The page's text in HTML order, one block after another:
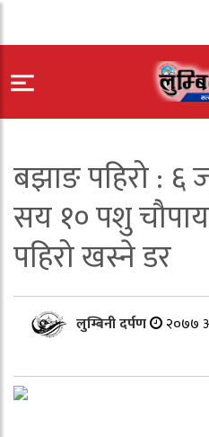
बझाङ पहिरो : ६
सय १० पशु
पहिरो खस्ने डर
लुम्बिनी दर्पण २०७७